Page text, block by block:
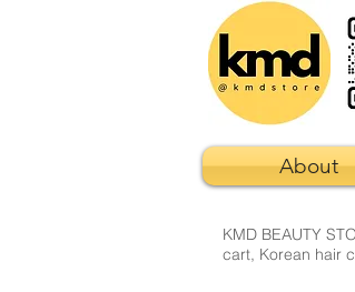
About
KMD BEAUTY
cart, Korean hair